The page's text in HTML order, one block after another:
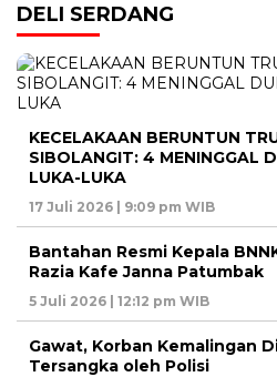
DELI SERDANG
KECELAKAAN BERUNTUN
SIBOLANGIT: 4 MENINGGAL
LUKA-LUKA
17 Juli 2026 | 9:09 pm WIB
Bantahan Resmi Kepala
Razia Kafe Janna Patumbak
5 Juli 2026 | 12:12 pm WIB
Gawat, Korban Kemalingan
Tersangka oleh Polisi